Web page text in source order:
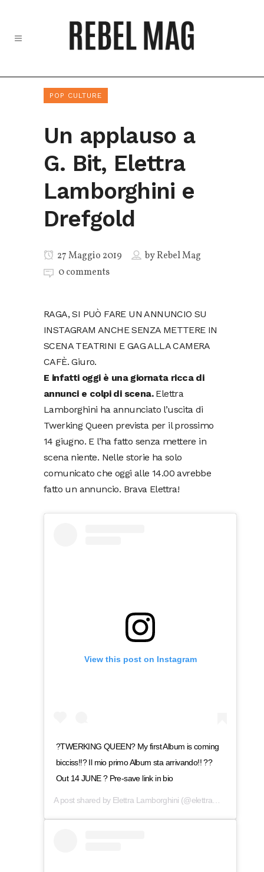
POP CULTURE
Un applauso a
G. Bit, Elettra
Lamborghini e
Drefgold
27 Maggio 2019 byRebel Mag
0 comments
RAGA, SI PUÒ FARE UN ANNUNCIO SU
INSTAGRAM ANCHE SENZA METTERE IN
SCENA TEATRINI E GAG ALLA CAMERA
CAFÈ. Giuro.
E infatti oggi è una giornata ricca di
annunci e colpi di scena.Elettra
Lamborghini ha annunciato l’uscita di
Twerking Queen prevista per il prossimo
14 giugno. E l’ha fatto senza mettere in
scena niente. Nelle storie ha solo
comunicato che oggi alle 14.00 avrebbe
fatto un annuncio. Brava Elettra!
View this post on Instagram
?TWERKING QUEEN? My first Album is coming
bicciss!!? Il mio primo Album sta arrivando!! ??
Out 14 JUNE ? Pre-save link in bio
A post shared by Elettra Lamborghini (@elettramiuralamborghini) on